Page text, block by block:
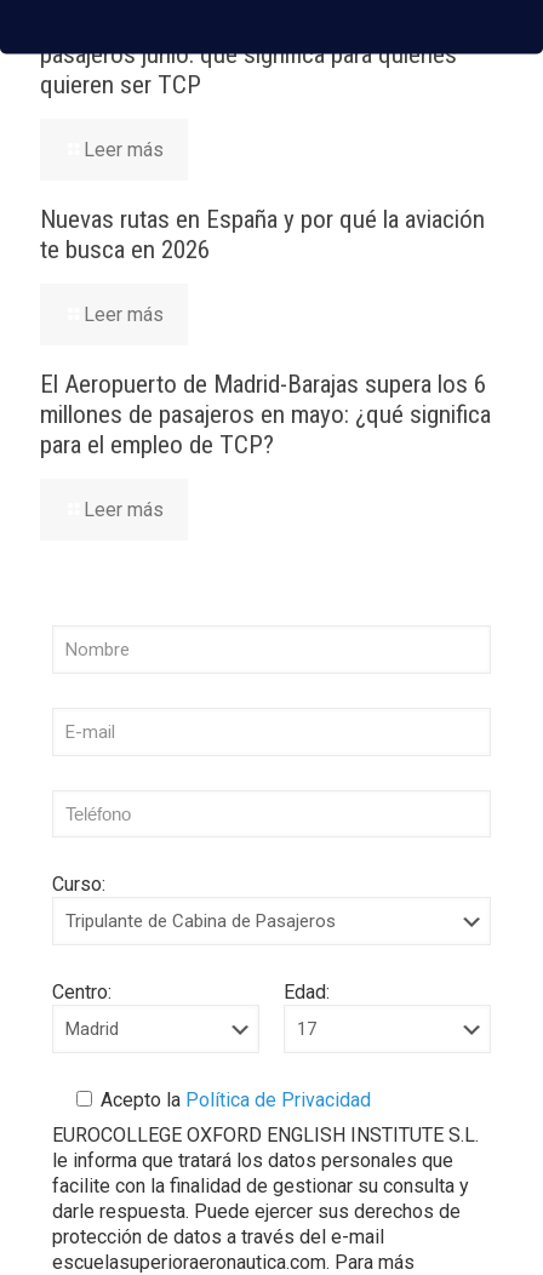
pasajeros junio: qué significa para quienes
quieren ser TCP
Leer más
Nuevas rutas en España y por qué la aviación
te busca en 2026
Leer más
El Aeropuerto de Madrid-Barajas supera los 6
millones de pasajeros en mayo: ¿qué significa
para el empleo de TCP?
Leer más
Curso:
Centro: Edad:
Acepto la Política de Privacidad
EUROCOLLEGE OXFORD ENGLISH INSTITUTE S.L.
le informa que tratará los datos personales que
facilite con la finalidad de gestionar su consulta y
darle respuesta. Puede ejercer sus derechos de
protección de datos a través del e-mail
escuelasuperioraeronautica.com. Para más